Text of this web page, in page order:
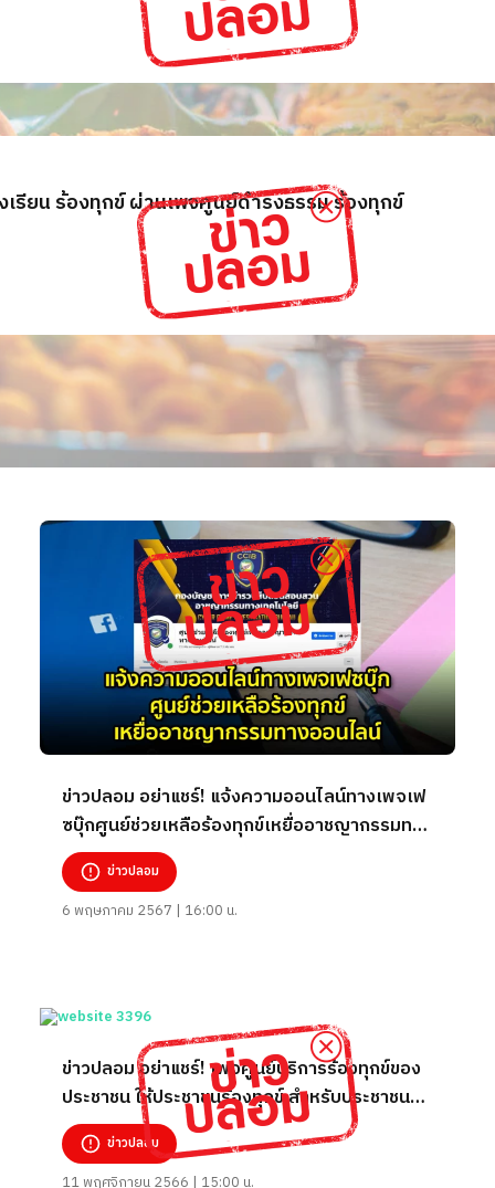
รียน ร้องทุกข์ ผ่านเพจศูนย์ดำรงธรรม ร้องทุกข์
ข่าวปลอม อย่าแชร์! แจ้งความออนไลน์ทางเพจเฟ
ซบุ๊กศูนย์ช่วยเหลือร้องทุกข์เหยื่ออาชญากรรมทาง
ออนไลน์
ข่าวปลอม
6 พฤษภาคม 2567 | 16:00 น.
ข่าวปลอม อย่าแชร์! เพจศูนย์บริการร้องทุกข์ของ
ประชาชน ให้ประชาชนร้องทุกข์ สำหรับประชาชนที่
ถูกหลอกในรูปแบบออนไลน์
ข่าวปลอม
11 พฤศจิกายน 2566 | 15:00 น.